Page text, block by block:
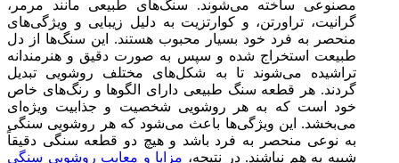
مصنوعی ساخته می‌شوند. سنگ‌های طبیعی مانند مرمر،
گرانیت، تراورتن، و کوارتزیت به دلیل زیبایی و ویژگی‌های
منحصر به فرد خود بسیار محبوب هستند. این سنگ‌ها از دل
طبیعت استخراج شده و سپس به صورت دقیق و هنرمندانه
تراشیده می‌شوند تا به شکل‌های مختلف روشویی تبدیل
گردند. هر قطعه سنگ طبیعی دارای الگوها و رنگ‌های خاص
خود است که به هر روشویی شخصیت و جذابیت ویژه‌ای
می‌بخشد. این ویژگی‌ها باعث می‌شود که هر روشویی سنگی
به نوعی منحصر به فرد باشد و هیچ دو قطعه سنگی دقیقاً
شبیه به هم نباشند. در نتیجه، مزایا و معایب روشویی سنگی